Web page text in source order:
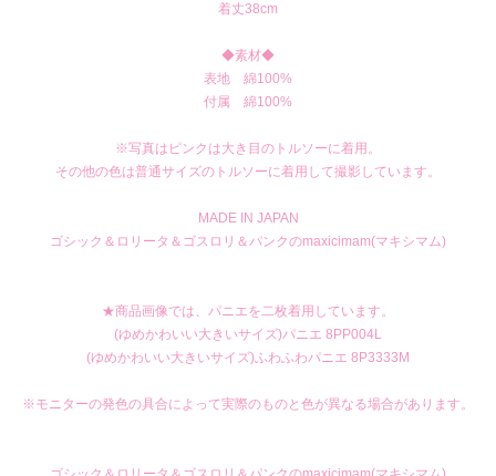
着丈38cm
◆素材◆
表地 綿100%
付属 綿100%
※写真はピンクは大き目のトルソーに着用。
その他の色は普通サイズのトルソーに着用して撮影しています。
MADE IN JAPAN
ゴシック＆ロリータ＆ゴスロリ＆パンクのmaxicimam(マキシマム)
★商品画像では、パニエを二枚着用しています。
(ゆめかわいい大きいサイズ)パニエ 8PP004L
(ゆめかわいい大きいサイズ)ふわふわパニエ 8P3333M
※モニターの発色の具合によって実際のものと色が異なる場合があります。